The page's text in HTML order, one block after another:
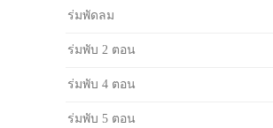
ร่มพัดลม
ร่มพับ 2 ตอน
ร่มพับ 4 ตอน
ร่มพับ 5 ตอน